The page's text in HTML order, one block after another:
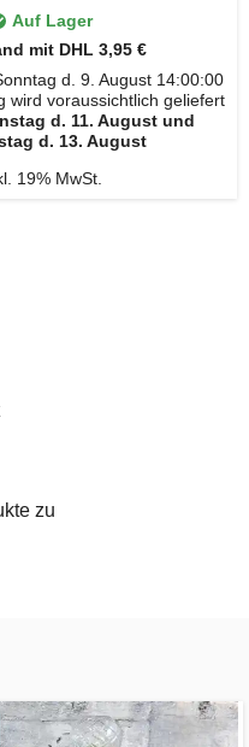
Auf Lager
mit DHL 3,95 €
d. 9. August 14:00:00
wird voraussichtlich geliefert
d. 11. August und
d. 13. August
19% MwSt.
zu